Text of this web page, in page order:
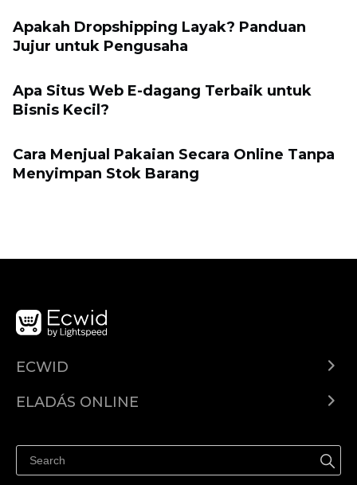
Apakah Dropshipping Layak? Panduan
Jujur untuk Pengusaha
Apa Situs Web E-dagang Terbaik untuk
Bisnis Kecil?
Cara Menjual Pakaian Secara Online Tanpa
Menyimpan Stok Barang
ECWID
Árkalkuláció
ELADÁS ONLINE
Eladás a Facebookon
Eladás Instagramon